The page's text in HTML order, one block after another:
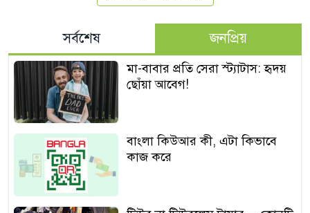
সর্বশেষ জনপ্রিয়
মা-বাবার প্রতি সেরা স্ট্যাটাস: হৃদয়
ছোঁয়া আবেগ!
বাংলা কিউআর কী, এটা কিভাবে
কাজ করে